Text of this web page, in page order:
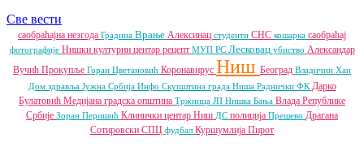
Све вести
саобраћајна незгода Градина Врање Алексинац студенти СНС кошарка саобраћај
фотографије Нишки културни центар рецепт МУП РС Лесковац убиство Александар
Вучић Прокупље Горан Цветановић Коронавирус Ниш Београд Владичин Хан
Дом здравља Јужна Србија Инфо Скупштина града Ниша Раднички ФК Дарко
Булатовић Медијана градска општина Тржница ЈП Нишка Бања Влада Републике
Србије Зоран Перишић Клинички центар Ниш ДС полиција Прешево Драгана
Сотировски СПЦ фудбал Куршумлија Пирот